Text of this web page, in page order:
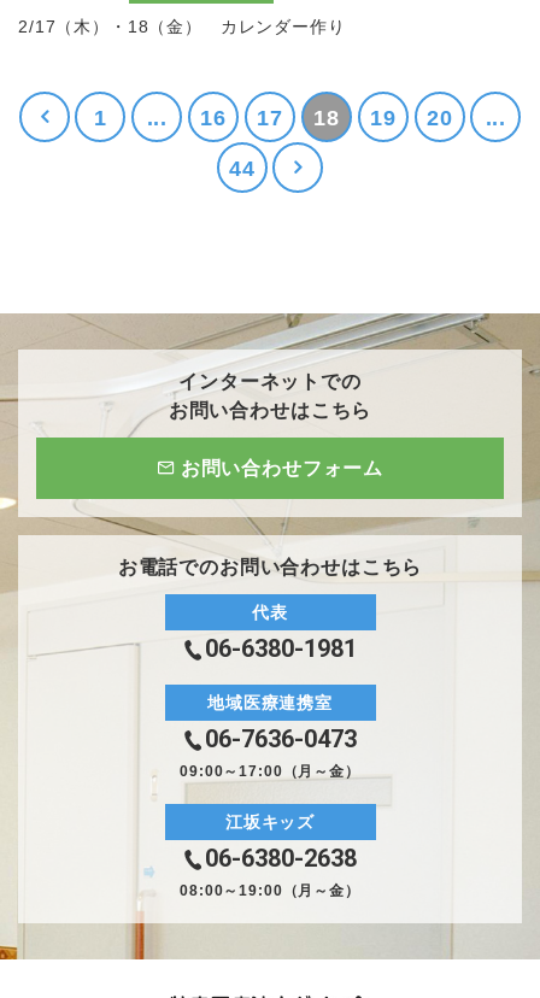
2/17（木）・18（金） カレンダー作り
1 ... 16 17 18 19 20 ...
44
インターネットでの
お問い合わせはこちら
お問い合わせフォーム
お電話でのお問い合わせはこちら
代表
06-6380-1981
地域医療連携室
06-7636-0473
09:00～17:00（月～金）
江坂キッズ
06-6380-2638
08:00～19:00（月～金）